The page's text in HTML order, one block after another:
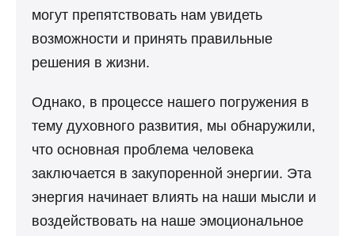
могут препятствовать нам увидеть
возможности и принять правильные
решения в жизни.
Однако, в процессе нашего погружения в
тему духовного развития, мы обнаружили,
что основная проблема человека
заключается в закупоренной энергии. Эта
энергия начинает влиять на наши мысли и
воздействовать на наше эмоциональное